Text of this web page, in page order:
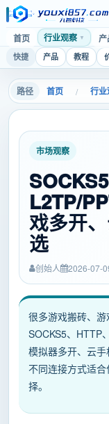
首页 行业观察 ▼
快捷 产品 教程
首页 / 行
市场观察
L2TP/
戏多开
选
创始人 2026-07-
很多游戏搬砖、
SOCKS5、HTTP
模拟器多开、云
不同连接方式适
择。